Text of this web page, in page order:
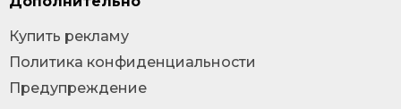
Купить рекламу
Политика конфиденциальности
Предупреждение